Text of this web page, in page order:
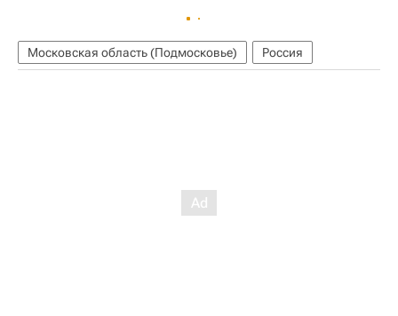
Московская область (Подмосковье) Россия